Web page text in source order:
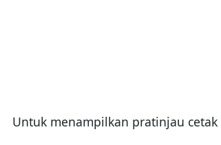
Untuk menampilkan pratinjau